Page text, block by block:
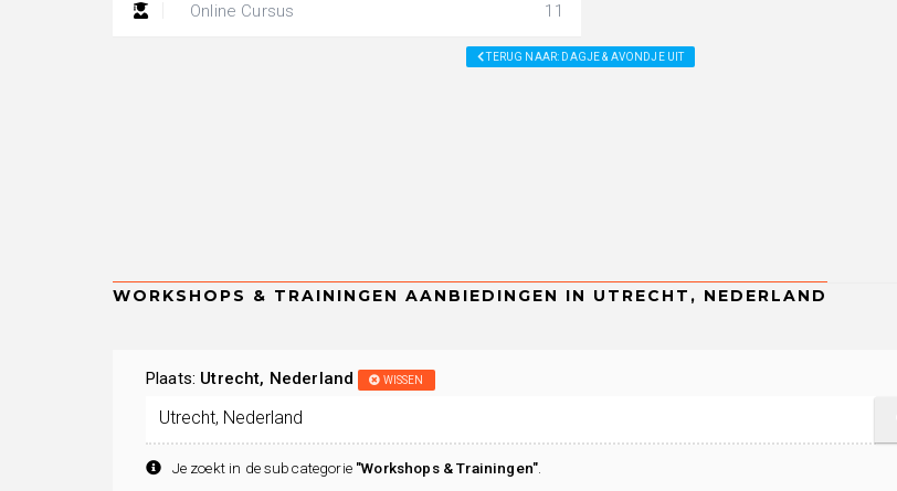
Online Cursus 11
TERUG NAAR: DAGJE & AVONDJE UIT
Plaats: Utrecht, Nederland WISSEN
Je zoekt in de subcategorie "Workshops & Trainingen".